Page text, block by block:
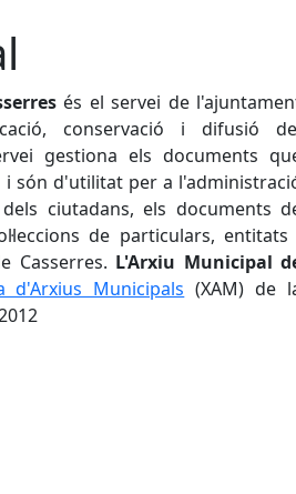
és el servei de
conservació i difusió
gestiona els documents
són d'utilitat per a
ciutadans, els documents
de particulars, entitats
Casserres. L'Arxiu Municipal
d'Arxius Municipals (XAM) de